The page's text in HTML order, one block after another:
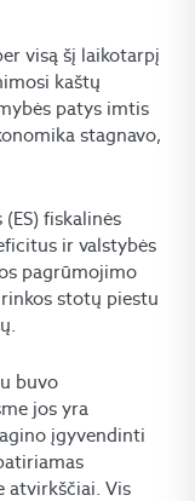
visą šį laikotarpį
kaštų
patys imtis
stagnavo,
fiskalinės
ir valstybės
pagrūmojimo
stotų piestu
buvo
jos yra
įgyvendinti
atvirkščiai. Vis